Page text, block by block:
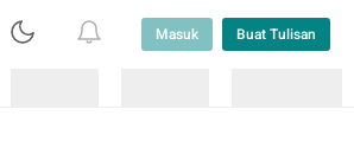
Masuk Buat Tulisan